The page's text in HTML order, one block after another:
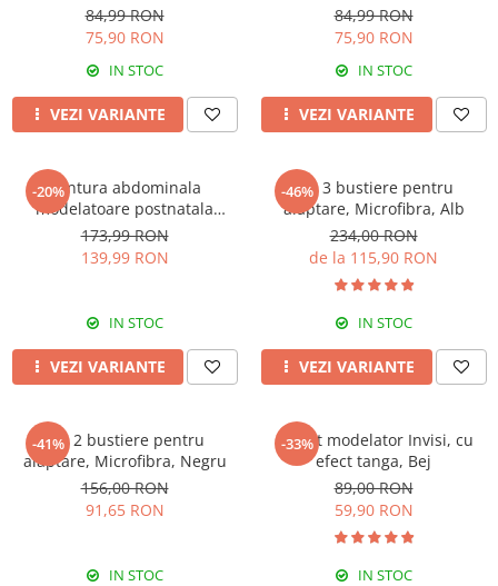
84,99 RON
75,90 RON
IN STOC
VEZI VARIANTE
84,99 RON
75,90 RON
IN STOC
VEZI VARIANTE
-20%Centura abdominala
modelatoare postnatala
PREMIUM, prindere velcro,
Beige
173,99 RON
139,99 RON
IN STOC
VEZI VARIANTE
-46%
Set 3 bustiere pentru
alaptare, Microfibra, Alb
234,00 RON
de la 115,90 RON
IN STOC
VEZI VARIANTE
-41%
Set 2 bustiere pentru
alaptare, Microfibra, Negru
156,00 RON
91,65 RON
IN STOC
-33%
Colant modelator Invisi, cu
efect tanga, Bej
89,00 RON
59,90 RON
IN STOC